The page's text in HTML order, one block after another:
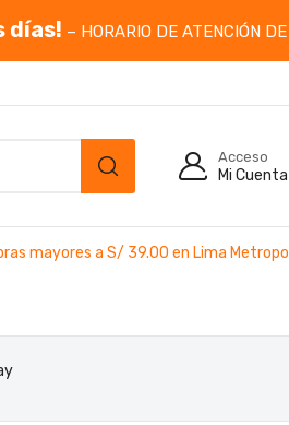
días! – HORARIO DE ATENCIÓN
Acceso
Mi Cuenta
mayores a S/ 39.00 en Lima